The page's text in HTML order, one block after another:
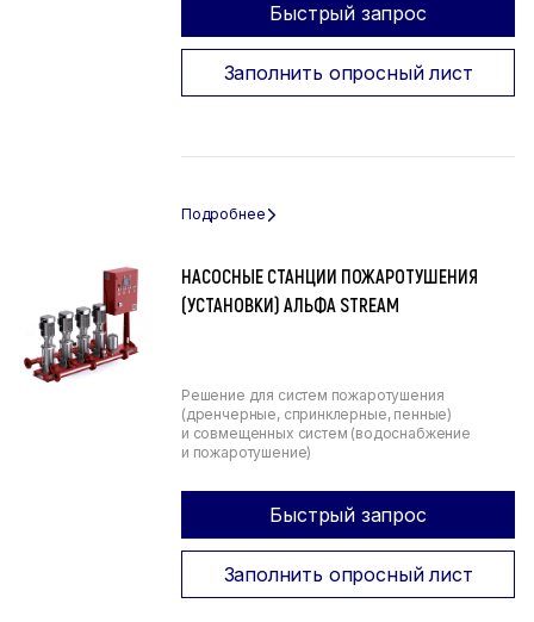
Быстрый запрос
Заполнить опросный лист
НАСОСНЫЕ СТАНЦИИ ПОЖАРОТУШЕНИЯ
(УСТАНОВКИ) АЛЬФА STREAM
Решение для систем пожаротушения
(дренчерные, спринклерные, пенные)
и совмещенных систем (водоснабжение
и пожаротушение)
Быстрый запрос
Заполнить опросный лист